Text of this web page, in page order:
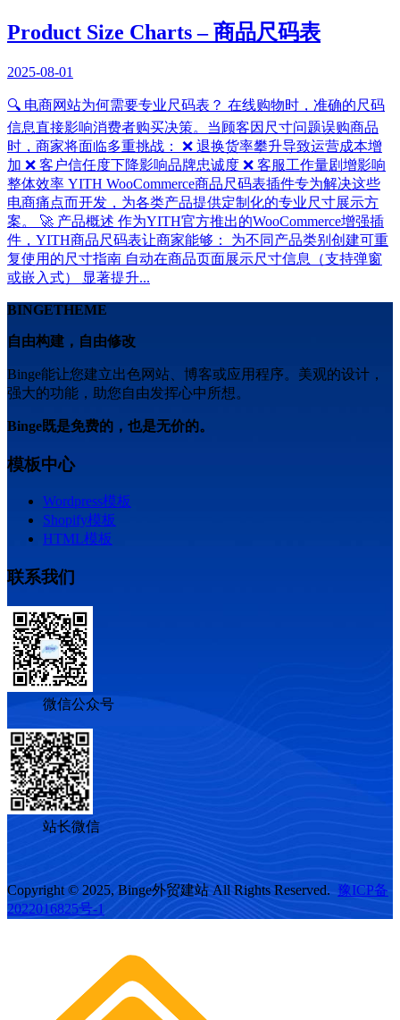
Product Size Charts – 商品尺码表
2025-08-01
🔍 电商网站为何需要专业尺码表？ 在线购物时，准确的尺码
信息直接影响消费者购买决策。当顾客因尺寸问题误购商品
时，商家将面临多重挑战： ❌ 退换货率攀升导致运营成本增
加 ❌ 客户信任度下降影响品牌忠诚度 ❌ 客服工作量剧增影响
整体效率 YITH WooCommerce商品尺码表插件专为解决这些
电商痛点而开发，为各类产品提供定制化的专业尺寸展示方
案。 🚀 产品概述 作为YITH官方推出的WooCommerce增强插
件，YITH商品尺码表让商家能够： 为不同产品类别创建可重
复使用的尺寸指南 自动在商品页面展示尺寸信息（支持弹窗
或嵌入式） 显著提升...
BINGETHEME
自由构建，自由修改
Binge能让您建立出色网站、博客或应用程序。美观的设计，
强大的功能，助您自由发挥心中所想。
Binge既是免费的，也是无价的。
模板中心
Wordpress模板
Shopify模板
HTML模板
联系我们
微信公众号
站长微信
Copyright © 2025, Binge外贸建站 All Rights Reserved. 豫ICP备
2022016825号-1